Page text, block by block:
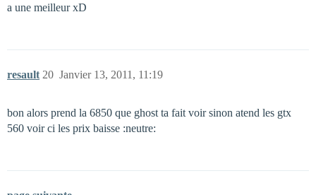
a une meilleur xD
resault Janvier 13, 2011, 11:19
20
bon alors prend la 6850 que ghost ta fait voir sinon atend les gtx
560 voir ci les prix baisse :neutre: